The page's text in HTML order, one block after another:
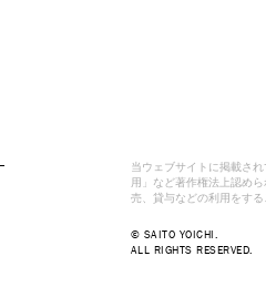
当ウェブサイトに掲載さ
用」など著作権法上認め
売、貸与などの利用をする
© SAITO YOICHI.
ALL RIGHTS RESERVED.